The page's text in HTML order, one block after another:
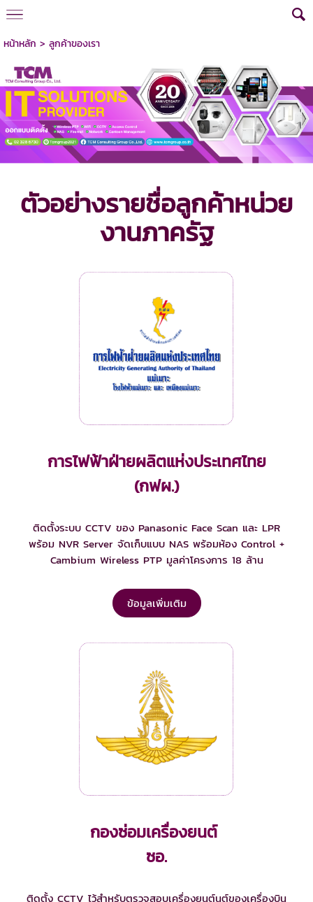
หน้าหลัก > ลูกค้าของเรา
ตัวอย่างรายชื่อลูกค้าหน่วย
งานภาครัฐ
การไฟฟ้าฝ่ายผลิตแห่งประเทศไทย
(กฟผ.)
ติดตั้งระบบ CCTV ของ Panasonic Face Scan และ LPR
พร้อม NVR Server จัดเก็บแบบ NAS พร้อมห้อง Control +
Cambium Wireless PTP มูลค่าโครงการ 18 ล้าน
ข้อมูลเพิ่มเติม
กองซ่อมเครื่องยนต์
ซอ.
ติดตั้ง CCTV ไว้สำหรับตรวจสอบเครื่องยนต์นต์ของเครื่องบิน